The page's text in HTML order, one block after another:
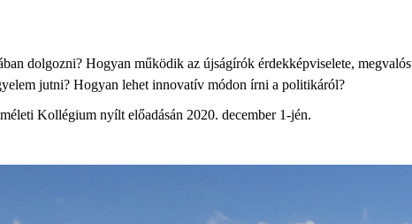
dolgozni? Hogyan működik az újságírók érdekképviselete,
jutni? Hogyan lehet innovatív módon írni a politikáról?
Kollégium nyílt előadásán 2020. december 1-jén.